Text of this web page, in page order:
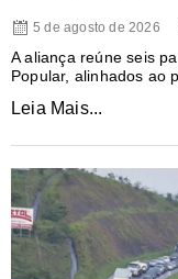
5 de agosto de 2026
A aliança reúne seis
Popular, alinhados ao
Leia Mais...